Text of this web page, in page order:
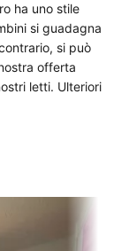
ha uno stile
si guadagna
si può
offerta
letti. Ulteriori